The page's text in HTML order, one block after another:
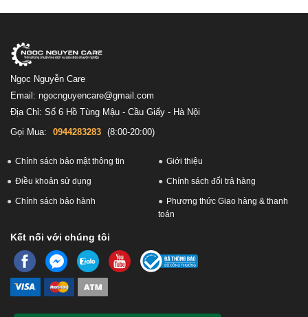
Ngọc Nguyễn Care
Email: ngocnguyencare@gmail.com
Địa Chỉ: Số 6 Hồ Tùng Mậu - Cầu Giấy - Hà Nội
Gọi Mua:
0944283283 (8:00-20:00)
Chính sách bảo mật thông tin Giới thiệu
Điều khoản sử dụng Chính sách đổi trả hàng
Chính sách bảo hành
Phương thức Giao hàng & thanh
toán
Kết nối với chúng tôi